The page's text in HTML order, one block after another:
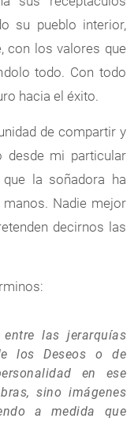
su pueblo interior,
con los valores que
todo. Con todo
hacia el éxito.
de compartir y
desde mi particular
la soñadora ha
Nadie mejor
decirnos las
las jerarquías
los Deseos o de
en ese
sino imágenes
a medida que